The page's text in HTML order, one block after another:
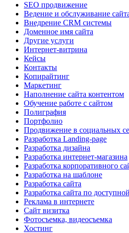
SEO продвижение
Ведение и обслуживание
Внедрение CRM системы
Доменное имя сайта
Другие услуги
Интернет-витрина
Кейсы
Контакты
Копирайтинг
Маркетинг
Наполнение сайта контентом
Обучение работе с сайтом
Полиграфия
Портфолио
Продвижение в социальных
Разработка Landing-page
Разработка дизайна
Разработка интернет-магазина
Разработка корпоративного
Разработка на шаблоне
Разработка сайта
Разработка сайта по
Реклама в интернете
Сайт визитка
Фотосъемка, видеосъемка
Хостинг